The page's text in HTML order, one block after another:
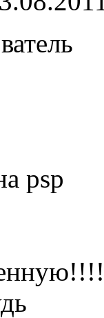
psp